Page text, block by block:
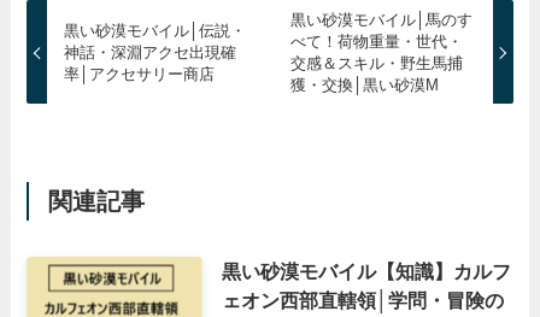
黒い砂漠モバイル│伝説・
神話・深淵アクセ出現確
率│アクセサリー商店
黒い砂漠モバイル│馬のす
べて！荷物重量・世代・
交感＆スキル・野生馬捕
獲・交換│黒い砂漠M
関連記事
黒い砂漠モバイル【知識】カルフ
ェオン西部直轄領│学問・冒険の